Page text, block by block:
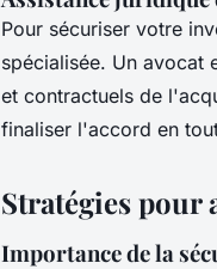
Pour sécuriser votre
spécialisée. Un avocat
et contractuels de
finaliser l'accord en
Stratégies pour
Importance de la